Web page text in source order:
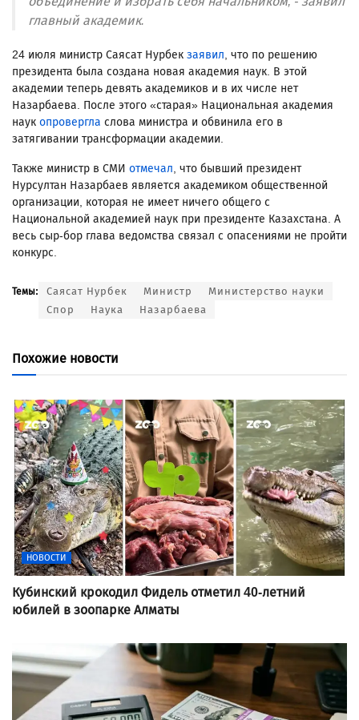
главный академик.
24 июля министр Саясат Нурбек заявил, что по решению
президента была создана новая академия наук. В этой
академии теперь девять академиков и в их числе нет
Назарбаева. После этого «старая» Национальная академия
наук опровергла слова министра и обвинила его в
затягивании трансформации академии.
Также министр в СМИ отмечал, что бывший президент
Нурсултан Назарбаев является академиком общественной
организации, которая не имеет ничего общего с
Национальной академией наук при президенте Казахстана. А
весь сыр-бор глава ведомства связал с опасениями не пройти
конкурс.
Темы: Саясат Нурбек Министр
Министерство науки
Спор
Наука Назарбаева
Похожие новости
НОВОСТИ
Кубинский крокодил Фидель отметил 40-летний
юбилей в зоопарке Алматы